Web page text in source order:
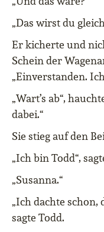
„Das wirst du
Er kicherte und
Schein der
„Einverstanden.
„Wart’s ab“,
dabei.“
Sie stieg auf den
„Ich bin Todd“,
„Susanna.“
„Ich dachte schon,
sagte Todd.